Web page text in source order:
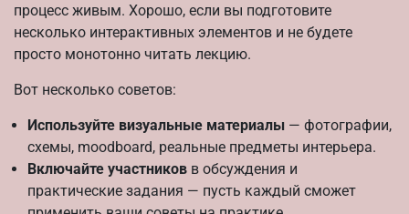
процесс живым. Хорошо, если вы подготовите
несколько интерактивных элементов и не будете
просто монотонно читать лекцию.
Вот несколько советов:
Используйте визуальные материалы — фотографии,
схемы, moodboard, реальные предметы интерьера.
Включайте участников в обсуждения и
практические задания — пусть каждый сможет